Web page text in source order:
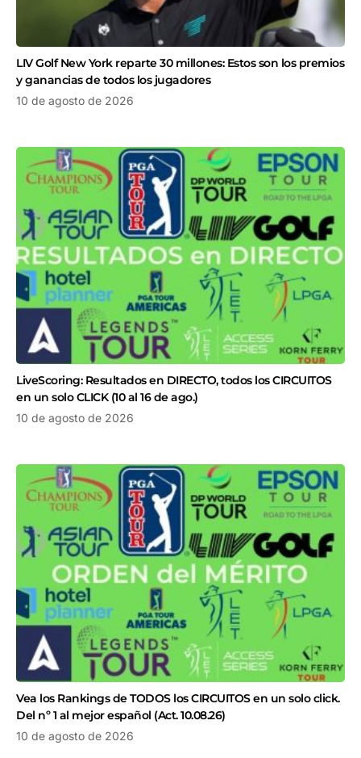
LIV Golf New York reparte 30 millones: Estos son los premios
y ganancias de todos los jugadores
10 de agosto de 2026
LiveScoring: Resultados en DIRECTO, todos los CIRCUITOS
en un solo CLICK (10 al 16 de ago.)
10 de agosto de 2026
Vea los Rankings de TODOS los CIRCUITOS en un solo click.
Del nº 1 al mejor español (Act. 10.08.26)
10 de agosto de 2026